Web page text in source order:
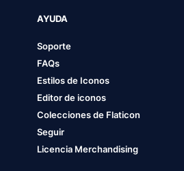
AYUDA
Soporte
FAQs
Estilos de Iconos
Editor de iconos
Colecciones de Flaticon
Seguir
Licencia Merchandising